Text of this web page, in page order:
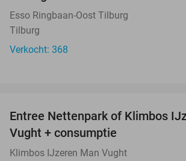
Esso Ringbaan-Oost Tilburg
Tilburg
Verkocht: 368
Entree Nettenpark of Klimbos
Vught + consumptie
Klimbos IJzeren Man Vught